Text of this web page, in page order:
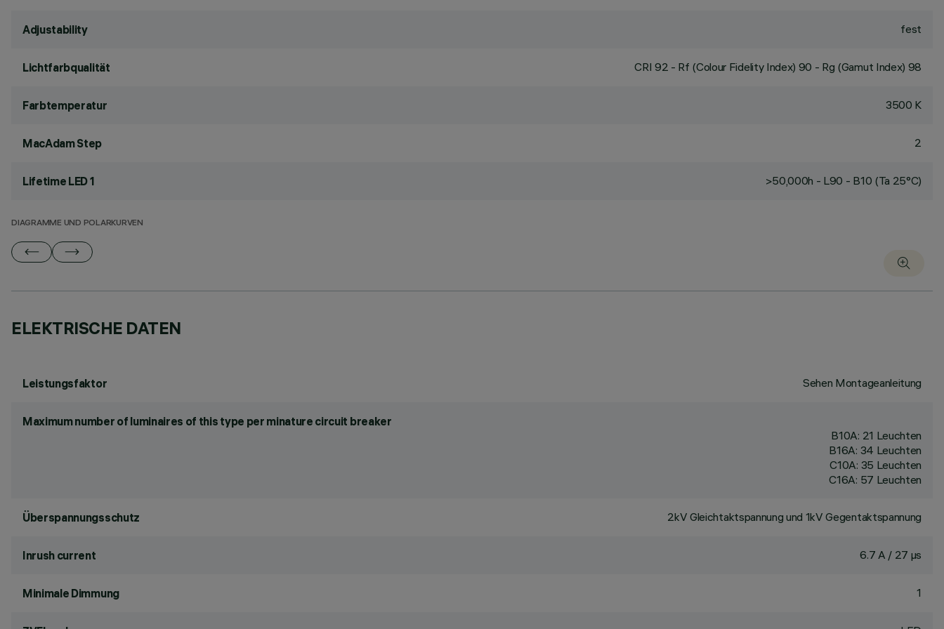
Adjustability fest
Lichtfarbqualität CRI 92 - Rf (Colour Fidelity Index) 90 - Rg (Gamut Index) 98
Farbtemperatur 3500 K
MacAdam Step 2
Lifetime LED 1 >50,000h - L90 - B10 (Ta 25°C)
DIAGRAMME UND POLARKURVEN
ELEKTRISCHE DATEN
Leistungsfaktor Sehen Montageanleitung
Maximum number of luminaires of this type per minature circuit breaker
B10A: 21 Leuchten
B16A: 34 Leuchten
C10A: 35 Leuchten
C16A: 57 Leuchten
Überspannungsschutz 2kV Gleichtaktspannung und 1kV Gegentaktspannung
Inrush current 6.7 A / 27 µs
Minimale Dimmung 1